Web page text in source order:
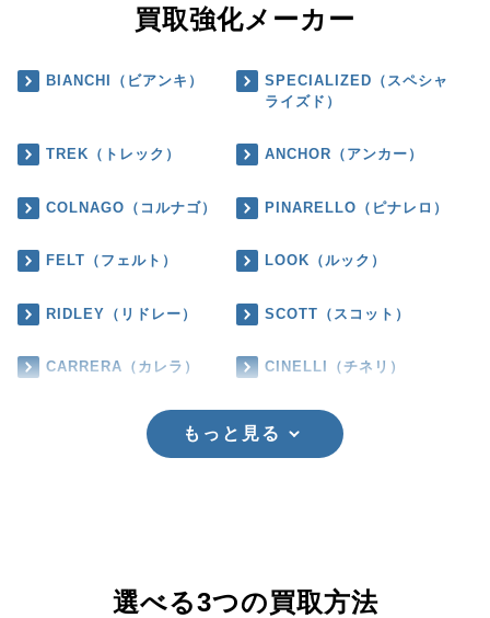
買取強化メーカー
BIANCHI（ビアンキ）
SPECIALIZED（スペシャ
ライズド）
TREK（トレック） ANCHOR（アンカー）
COLNAGO（コルナゴ） PINARELLO（ピナレロ）
FELT（フェルト） LOOK（ルック）
RIDLEY（リドレー） SCOTT（スコット）
CARRERA（カレラ） CINELLI（チネリ）
もっと見る
選べる3つの買取方法